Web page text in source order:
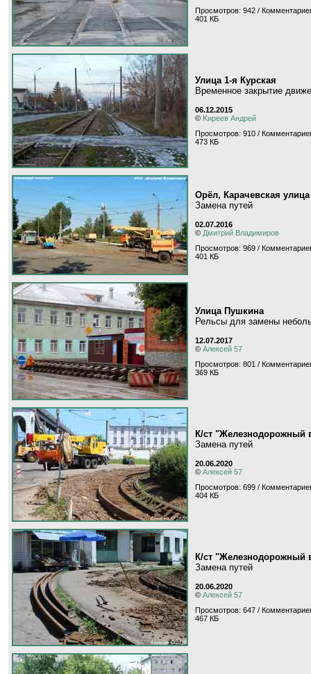
Просмотров: 942 /
401 КБ
Улица 1-я Курская
Временное закрытие
06.12.2015
© Kиpeeв Aндpeй
Просмотров: 910 /
473 КБ
Орёл, Карачевская улица
Замена путей
02.07.2016
© Дмитрий Владимиров
Просмотров: 969 /
401 КБ
Улица Пушкина
Рельсы для замены
12.07.2017
© Алексей 57
Просмотров: 801 /
369 КБ
К/ст "Железнодорожный
Замена путей
20.06.2020
© Алексей 57
Просмотров: 699 /
404 КБ
К/ст "Железнодорожный
Замена путей
20.06.2020
© Алексей 57
Просмотров: 647 /
467 КБ